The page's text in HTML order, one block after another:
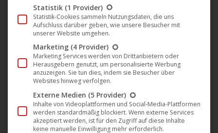
Die Schauspielerinnen Clara Schramm und Naomi
Achternbusch haben für ihre Rollen in dem Film Blind
& Hässlich von Tom Lass den Preis der deutschen
Filmkritik 2017, der anlässlich der Berlinale 2018
verliehen wurde, als Beste Darstellerinnen
gewonnen. Der Film war zudem für den besten
männlichen Darsteller (Tom Lass) und für den
besten Schnnitt nominiert. Jurybegründung: „Die…
Statistik (1 Provider)
Statistik-Cookies sammeln Nutzungsdaten, die uns
Aufschluss darüber geben, wie unsere Besucher mit
unserer Website umgehen.
Marketing (4 Provider)
Marketing Services werden von Drittanbietern oder
Herausgebern genutzt, um personalisierte Werbung
anzuzeigen. Sie tun dies, indem sie Besucher über
Websites hinweg verfolgen.
Externe Medien (5 Provider)
Inhalte von Videoplattformen und Social-Media-Plattformen
werden standardmäßig blockiert. Wenn externe Services
akzeptiert werden, ist für den Zugriff auf diese Inhalte
keine manuelle Einwilligung mehr erforderlich.